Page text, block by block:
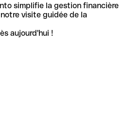
simplifie la gestion financière
visite guidée de la
aujourd'hui !